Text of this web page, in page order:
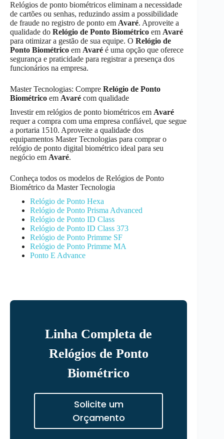
Relógios de ponto biométricos eliminam a necessidade
de cartões ou senhas, reduzindo assim a possibilidade
de fraude no registro de ponto em Avaré. Aproveite a
qualidade do Relógio de Ponto Biométrico em Avaré
para otimizar a gestão de sua equipe. O Relógio de
Ponto Biométrico em Avaré é uma opção que oferece
segurança e praticidade para registrar a presença dos
funcionários na empresa.
Master Tecnologias: Compre Relógio de Ponto
Biométrico em Avaré com qualidade
Investir em relógios de ponto biométricos em Avaré
requer a compra com uma empresa confiável, que segue
a portaria 1510. Aproveite a qualidade dos
equipamentos Master Tecnologias para comprar o
relógio de ponto digital biométrico ideal para seu
negócio em Avaré.
Conheça todos os modelos de Relógios de Ponto
Biométrico da Master Tecnologia
Relógio de Ponto Hexa
Relógio de Ponto Prisma Advanced
Relógio de Ponto ID Class
Relógio de Ponto ID Class 373
Relógio de Ponto Primme SF
Relógio de Ponto Primme MA
Ponto E Advance
Linha Completa de
Relógios de Ponto
Biométrico
Solicite um
Orçamento